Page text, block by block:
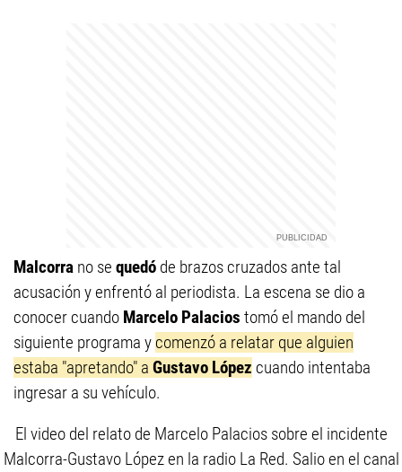
Malcorra no se quedó de brazos cruzados ante tal
acusación y enfrentó al periodista. La escena se dio a
conocer cuando Marcelo Palacios tomó el mando del
siguiente programa y comenzó a relatar que alguien
estaba "apretando" a Gustavo López cuando intentaba
ingresar a su vehículo.
El video del relato de Marcelo Palacios sobre el incidente
Malcorra-Gustavo López en la radio La Red. Salio en el canal